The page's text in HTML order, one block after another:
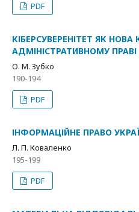
PDF
КІБЕРСУВЕРЕНІТЕТ ЯК НОВА
АДМІНІСТРАТИВНОМУ ПРАВІ
О. М. Зубко
190-194
PDF
ІНФОРМАЦІЙНЕ ПРАВО
Л. П. Коваленко
195-199
PDF